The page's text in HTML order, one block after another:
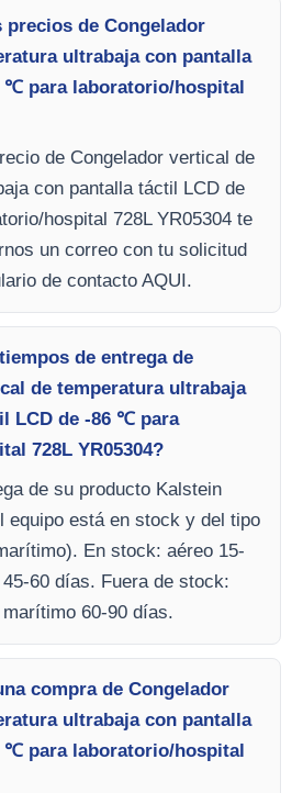
precios de Congelador
ultrabaja con pantalla
℃ para laboratorio/hospital
de Congelador vertical de
con pantalla táctil LCD de
hospital 728L YR05304 te
un correo con tu solicitud
de contacto AQUI.
de entrega de
de temperatura ultrabaja
LCD de -86 ℃ para
728L YR05304?
de su producto Kalstein
equipo está en stock y del tipo
En stock: aéreo 15-
60 días. Fuera de stock:
60-90 días.
compra de Congelador
ultrabaja con pantalla
℃ para laboratorio/hospital